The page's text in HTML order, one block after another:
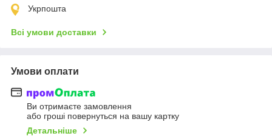
Укрпошта
Всі умови доставки
Умови оплати
Ви отримаєте замовлення
або гроші повернуться на вашу картку
Детальніше